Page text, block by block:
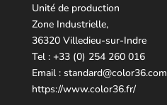
Unité de production
Zone Industrielle,
36320 Villedieu-sur-Indre
Tel : +33 (0) 254 260 016
Email : standard@color36.com
https://www.color36.fr/